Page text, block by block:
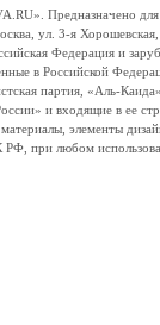
Предназначено для
ул. 3-я
Федерация и
в Российской
партия, «Аль-
и входящие в ее
элементы
при любом